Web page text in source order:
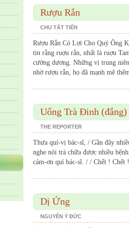
Rượu Rắn
CHU TẤT TIẾN
Rượu Rắn Có Lợi Cho Quý Ông
tin rằng ruợu rắn, nhất là ruợu
cường dương. Những vị trung
nhờ rượu rắn, họ đã mạnh mẽ
Uống Trà Đinh (đắng)
THE REPORTER
Thưa quí-vị bác-sĩ, / Gần đây
nghe nói trà chữa được nhiều
cảm-ơn quí bác-sĩ. / / Chết ! Chết
Dị Ứng
NGUYỄN Ý ĐỨC